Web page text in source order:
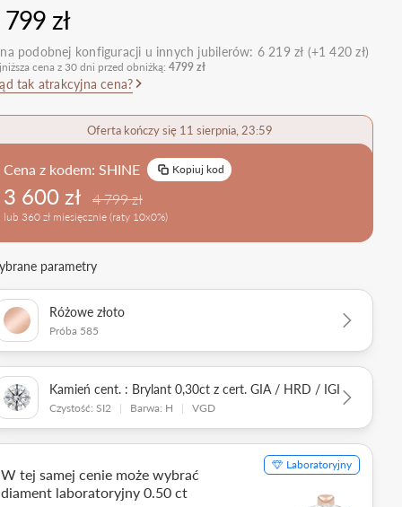
klasyczne
obrączkowe
dostawki
Zobacz wszystkie >
Obrączki Ślubne
Sprawdź bestsellery
Zobacz trendy
zł
podobnej konfiguracji u innych jubilerów: 6 219 zł (+1 420 zł)
cena z 30 dni przed obniżką: 4799 zł
tak atrakcyjna cena?
Oferta kończy się 11 sierpnia, 23:59
Cena z kodem: SHINE Kopiuj kod
3 600 zł 4 799 zł
lub 360 zł miesięcznie (raty 10x0%)
parametry
Różowe złoto
Próba 585
Kamień cent. : Brylant 0,30ct z cert. GIA / HRD / IGI
Czystość: SI2 | Barwa: H | VGD
Laboratoryjny
W tej samej cenie może wybrać
diament laboratoryjny 0.50 ct